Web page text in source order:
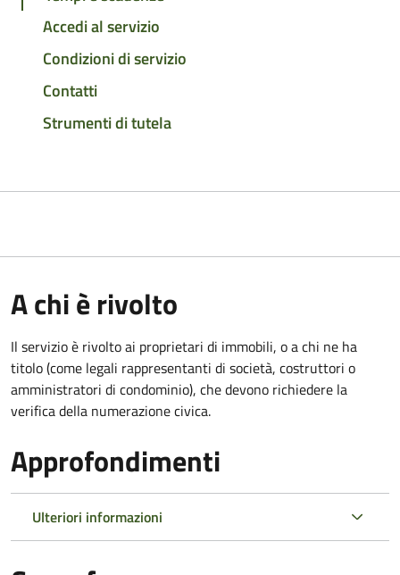
Accedi al servizio
Condizioni di servizio
Contatti
Strumenti di tutela
A chi è rivolto
Il servizio è rivolto ai proprietari di immobili, o a chi ne ha
titolo (come legali rappresentanti di società, costruttori o
amministratori di condominio), che devono richiedere la
verifica della numerazione civica.
Approfondimenti
Ulteriori informazioni